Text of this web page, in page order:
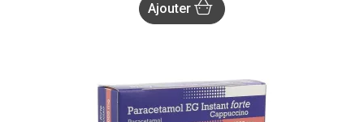
Ajouter